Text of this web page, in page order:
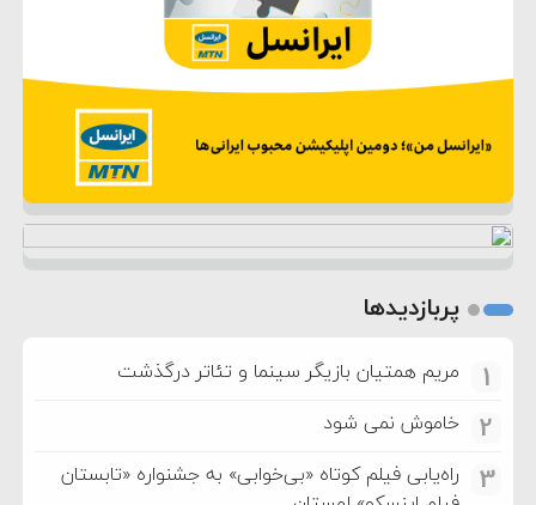
پربازدیدها
1 مریم همتیان بازیگر سینما و تئاتر درگذشت
2 خاموش نمی شود
3
راه‌یابی فیلم کوتاه «بی‌خوابی» به جشنواره «تابستان